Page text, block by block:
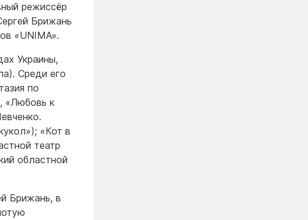
режиссёр
Брижань
«UNIMA».
Украины,
Среди его
по
«Любовь к
«Кот в
театр
областной
Брижань, в